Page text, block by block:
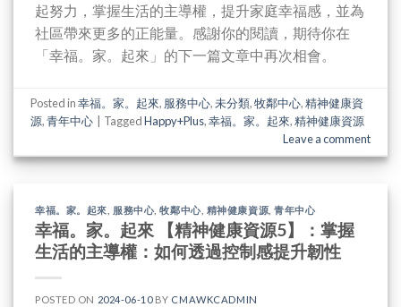
起努力，掌握生活的主導權，提升家庭幸福感，並為
社區帶來更多的正能量。感謝你的閱讀，期待你在
「幸福。家。起來」的下一篇文章中再次相會。
Posted in幸福。家。起來, 服務中心,未分類,牧鄰中心,精神健康資
源,青年中心 TaggedHappy+Plus,幸福。家。起來,精神健康資源
Leave a comment
幸福。家。起來 服務中心,牧鄰中心, 精神健康資源 ,青年中心
幸福。家。起來 【精神健康資源5】：掌握
生活的主導權：如何透過控制感提升韌性
POSTED ON 2024-06-10 BY CMAWKCADMIN